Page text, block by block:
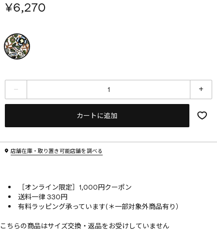
¥6,270
カートに追加
店舗在庫・取り置き可能店舗を調べる
［オンライン限定］1,000円クーポン
送料一律 330円
有料ラッピング承っています(＊一部対象外商品有り）
こちらの商品はサイズ交換・返品をお受けしていません